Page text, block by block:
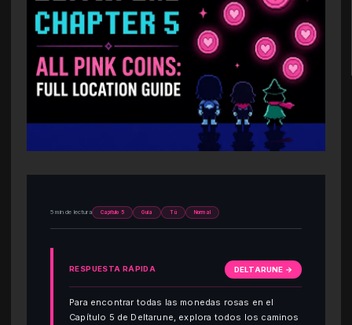
5 min de lectura Capítulo 5 Guía Tú Normal
RESPUESTA RÁPIDA DELTARUNE →
Para encontrar todas las monedas rosas en el
Capítulo 5 de Deltarune, explora todos los caminos